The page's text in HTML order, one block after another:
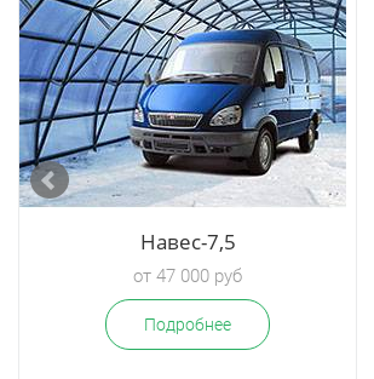
Навес-7,5
от 47 000 руб
Подробнее